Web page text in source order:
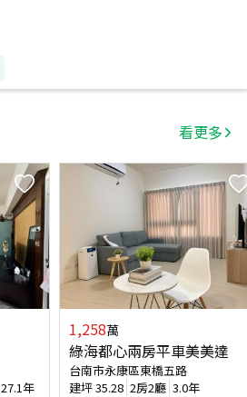
看更多
27.1年
1,258萬
綠海都心兩房平車美美達
台南市永康區東橋五路
建坪35.28 2房2廳 3.0年